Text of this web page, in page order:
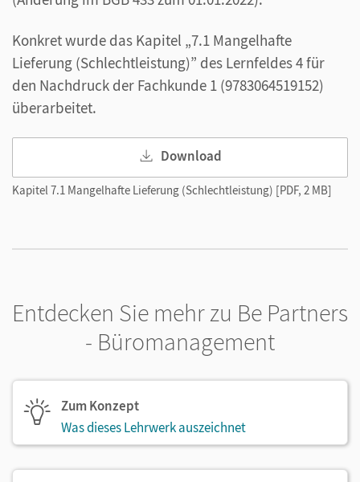
Konkret wurde das Kapitel „7.1 Mangelhafte
Lieferung (Schlechtleistung)” des Lernfeldes 4 für
den Nachdruck der Fachkunde 1 (9783064519152)
überarbeitet.
Download
Kapitel 7.1 Mangelhafte Lieferung (Schlechtleistung) [PDF, 2 MB]
Entdecken Sie mehr zu Be Partners
- Büromanagement
Zum Konzept
Was dieses Lehrwerk auszeichnet